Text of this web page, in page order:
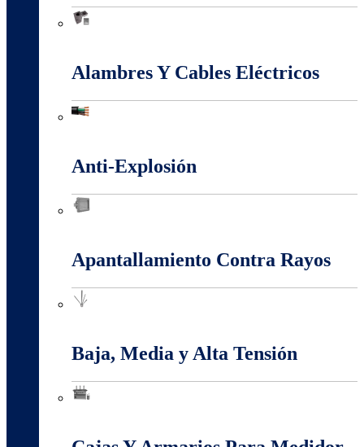
Alambres Y Cables Eléctricos
Anti-Explosión
Apantallamiento Contra Rayos
Baja, Media y Alta Tensión